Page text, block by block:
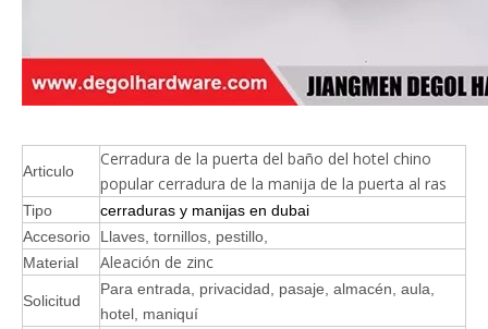
Articulo
Cerradura de la puerta del baño del hotel chino
popular cerradura de la manija de la puerta al ras
Tipo
cerraduras y manijas en dubai
Accesorio
Llaves, tornillos, pestillo,
Material
Aleación de zinc
Solicitud
Para entrada, privacidad, pasaje, almacén, aula,
hotel, maniquí